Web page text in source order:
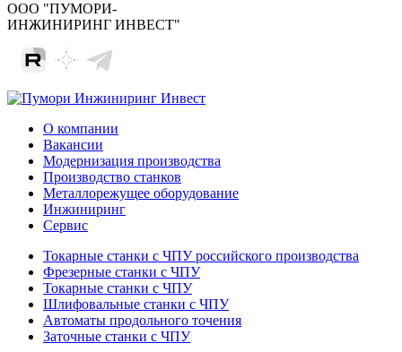
ООО "ПУМОРИ-
ИНЖИНИРИНГ ИНВЕСТ"
О компании
Вакансии
Модернизация производства
Производство станков
Металлорежущее оборудование
Инжиниринг
Сервис
Токарные станки с ЧПУ российского производства
Фрезерные станки с ЧПУ
Токарные станки с ЧПУ
Шлифовальные станки с ЧПУ
Автоматы продольного точения
Заточные станки с ЧПУ